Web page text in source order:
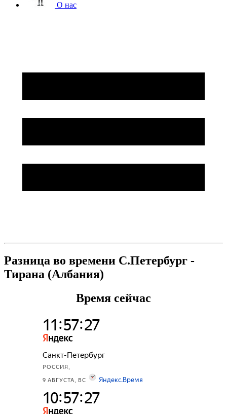
О нас
Разница во времени С.Петербург -
Тирана (Албания)
Время сейчас